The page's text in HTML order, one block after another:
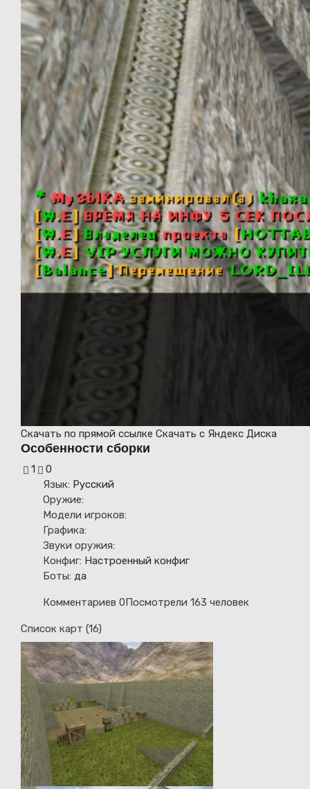
Скачать по прямой ссылке Скачать с Яндекс Диска
Особенности сборки
1
0
Язык: Русский
Оружие:
Модели игроков:
Графика:
Звуки оружия:
Конфиг: Настроенный конфиг
Боты: да
Комментариев 0Посмотрели 163 человек
Список карт (16)